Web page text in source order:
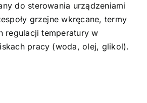
do sterowania urządzeniami
grzejne wkręcane, termy
regulacji temperatury w
pracy (woda, olej, glikol).